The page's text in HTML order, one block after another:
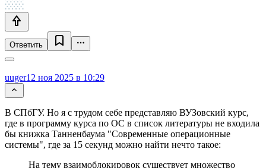
Ответить
uuger12 ноя 2025 в 10:29
В СПбГУ. Но я с трудом себе представляю ВУЗовский курс,
где в программу курса по ОС в список литературы не входила
бы книжка Танненбаума "Современные операционные
системы", где за 15 секунд можно найти нечто такое:
На тему взаимоблокировок существует множество